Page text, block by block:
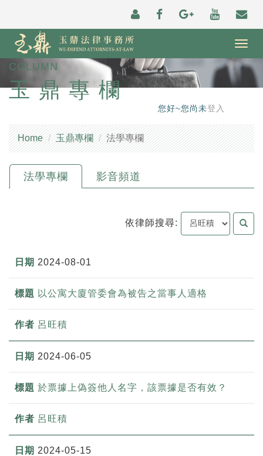
COLUMN
玉鼎專欄
您好~您尚未登入
Home 玉鼎專欄 法學專欄
法學專欄 影音頻道
依律師搜尋:
2024-08-01
以公寓大廈管委會為被告之當事人適格
呂旺積
2024-06-05
於票據上偽簽他人名字，該票據是否有效？
呂旺積
2024-05-15